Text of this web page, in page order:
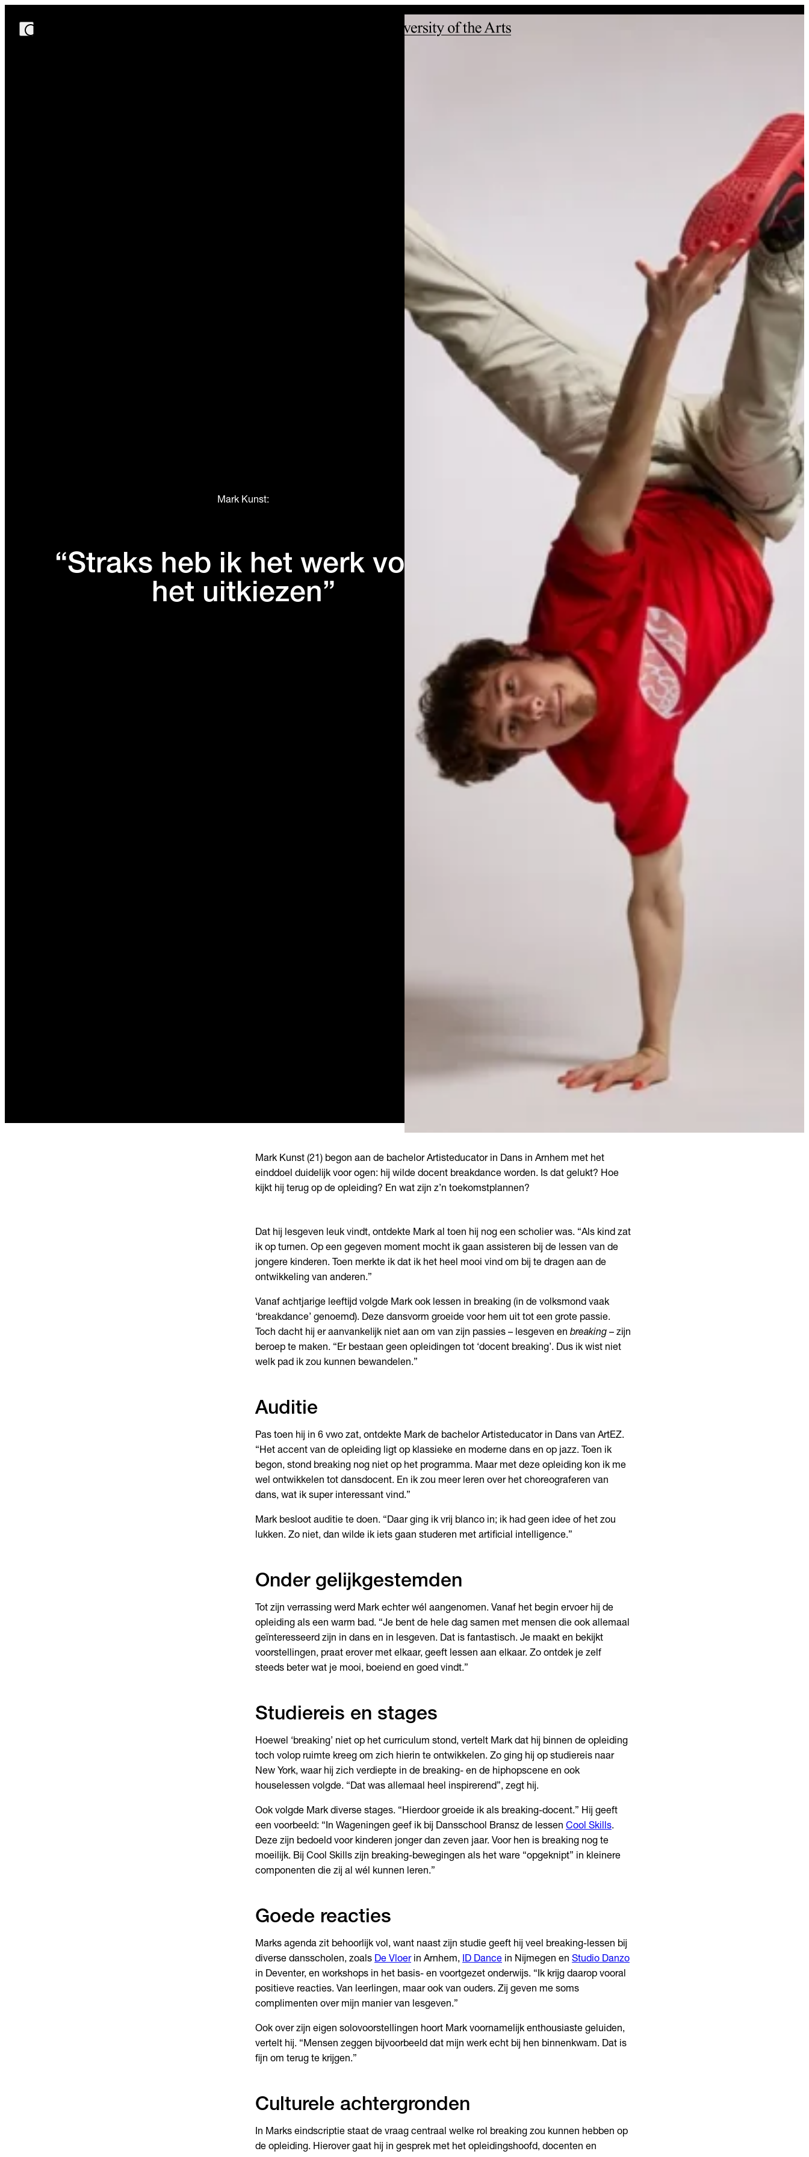
Mark Kunst:
“Straks heb ik het werk voor
het uitkiezen”
Mark Kunst (21) begon aan de bachelor Artisteducator in Dans in Arnhem met het
einddoel duidelijk voor ogen: hij wilde docent breakdance worden. Is dat gelukt? Hoe
kijkt hij terug op de opleiding? En wat zijn z’n toekomstplannen?
Dat hij lesgeven leuk vindt, ontdekte Mark al toen hij nog een scholier was. “Als kind zat
ik op turnen. Op een gegeven moment mocht ik gaan assisteren bij de lessen van de
jongere kinderen. Toen merkte ik dat ik het heel mooi vind om bij te dragen aan de
ontwikkeling van anderen.”
Vanaf achtjarige leeftijd volgde Mark ook lessen in breaking (in de volksmond vaak
‘breakdance’ genoemd). Deze dansvorm groeide voor hem uit tot een grote passie.
Toch dacht hij er aanvankelijk niet aan om van zijn passies – lesgeven en breaking – zijn
beroep te maken. “Er bestaan geen opleidingen tot ‘docent breaking’. Dus ik wist niet
welk pad ik zou kunnen bewandelen.”
Auditie
Pas toen hij in 6 vwo zat, ontdekte Mark de bachelor Artisteducator in Dans van ArtEZ.
“Het accent van de opleiding ligt op klassieke en moderne dans en op jazz. Toen ik
begon, stond breaking nog niet op het programma. Maar met deze opleiding kon ik me
wel ontwikkelen tot dansdocent. En ik zou meer leren over het choreograferen van
dans, wat ik super interessant vind.”
Mark besloot auditie te doen. “Daar ging ik vrij blanco in; ik had geen idee of het zou
lukken. Zo niet, dan wilde ik iets gaan studeren met artificial intelligence.”
Onder gelijkgestemden
Tot zijn verrassing werd Mark echter wél aangenomen. Vanaf het begin ervoer hij de
opleiding als een warm bad. “Je bent de hele dag samen met mensen die ook allemaal
geïnteresseerd zijn in dans en in lesgeven. Dat is fantastisch. Je maakt en bekijkt
voorstellingen, praat erover met elkaar, geeft lessen aan elkaar. Zo ontdek je zelf
steeds beter wat je mooi, boeiend en goed vindt.”
Studiereis en stages
Hoewel ‘breaking’ niet op het curriculum stond, vertelt Mark dat hij binnen de opleiding
toch volop ruimte kreeg om zich hierin te ontwikkelen. Zo ging hij op studiereis naar
New York, waar hij zich verdiepte in de breaking- en de hiphopscene en ook
houselessen volgde. “Dat was allemaal heel inspirerend”, zegt hij.
Ook volgde Mark diverse stages. “Hierdoor groeide ik als breaking-docent.” Hij geeft
een voorbeeld: “In Wageningen geef ik bij Dansschool Bransz de lessen Cool Skills.
Deze zijn bedoeld voor kinderen jonger dan zeven jaar. Voor hen is breaking nog te
moeilijk. Bij Cool Skills zijn breaking-bewegingen als het ware “opgeknipt” in kleinere
componenten die zij al wél kunnen leren.”
Goede reacties
Marks agenda zit behoorlijk vol, want naast zijn studie geeft hij veel breaking-lessen bij
diverse dansscholen, zoals De Vloerin Arnhem, ID Dance in Nijmegen en Studio Danzo
in Deventer, en workshops in het basis- en voortgezet onderwijs. “Ik krijg daarop vooral
positieve reacties. Van leerlingen, maar ook van ouders. Zij geven me soms
complimenten over mijn manier van lesgeven.”
Ook over zijn eigen solovoorstellingen hoort Mark voornamelijk enthousiaste geluiden,
vertelt hij. “Mensen zeggen bijvoorbeeld dat mijn werk echt bij hen binnenkwam. Dat is
fijn om terug te krijgen.”
Culturele achtergronden
In Marks eindscriptie staat de vraag centraal welke rol breaking zou kunnen hebben op
de opleiding. Hierover gaat hij in gesprek met het opleidingshoofd, docenten en